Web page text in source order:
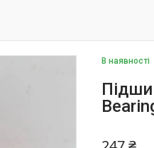
В наявності